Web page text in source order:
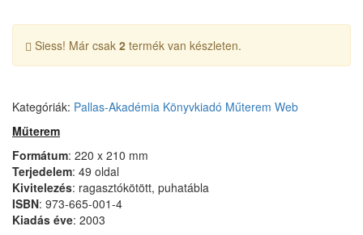
Siess! Már csak 2 termék van készleten.
Kategóriák: Pallas-Akadémia Könyvkiadó Műterem Web
Műterem
Formátum: 220 x 210 mm
Terjedelem: 49 oldal
Kivitelezés: ragasztókötött, puhatábla
ISBN: 973-665-001-4
Kiadás éve: 2003